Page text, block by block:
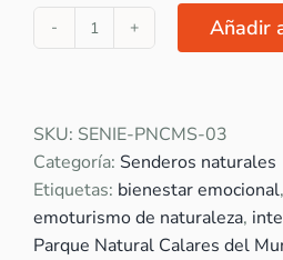
"En
árbol
de
deseos"
cantidad
Añadir
SKU: SENIE-PNCMS-03
Categoría: Senderos naturales
Etiquetas: bienestar emocional,
emoturismo de naturaleza,
Parque Natural Calares del